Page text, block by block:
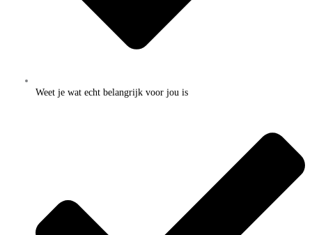
Weet je wat echt belangrijk voor jou is